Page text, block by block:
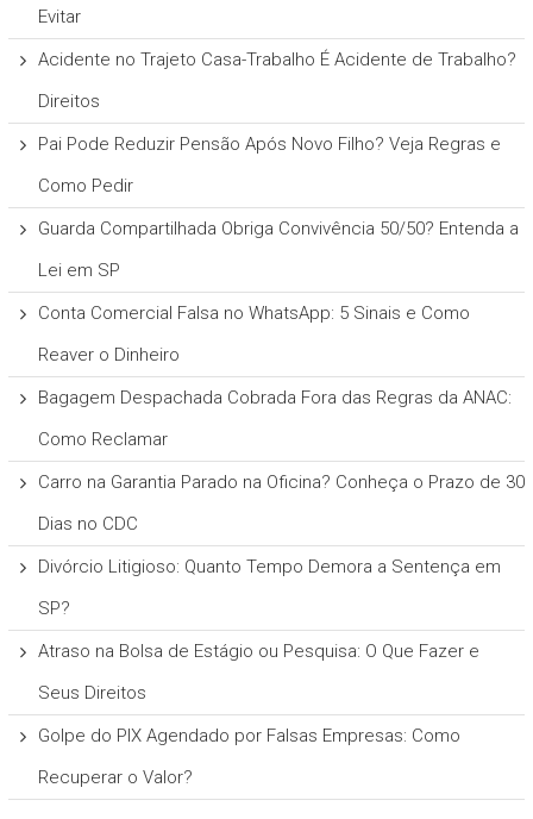
Evitar
Acidente no Trajeto Casa-Trabalho É Acidente de Trabalho?
Direitos
Pai Pode Reduzir Pensão Após Novo Filho? Veja Regras e
Como Pedir
Guarda Compartilhada Obriga Convivência 50/50? Entenda a
Lei em SP
Conta Comercial Falsa no WhatsApp: 5 Sinais e Como
Reaver o Dinheiro
Bagagem Despachada Cobrada Fora das Regras da ANAC:
Como Reclamar
Carro na Garantia Parado na Oficina? Conheça o Prazo de 30
Dias no CDC
Divórcio Litigioso: Quanto Tempo Demora a Sentença em
SP?
Atraso na Bolsa de Estágio ou Pesquisa: O Que Fazer e
Seus Direitos
Golpe do PIX Agendado por Falsas Empresas: Como
Recuperar o Valor?